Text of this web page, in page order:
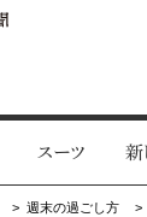
スーツ 新
週末の過ごし方